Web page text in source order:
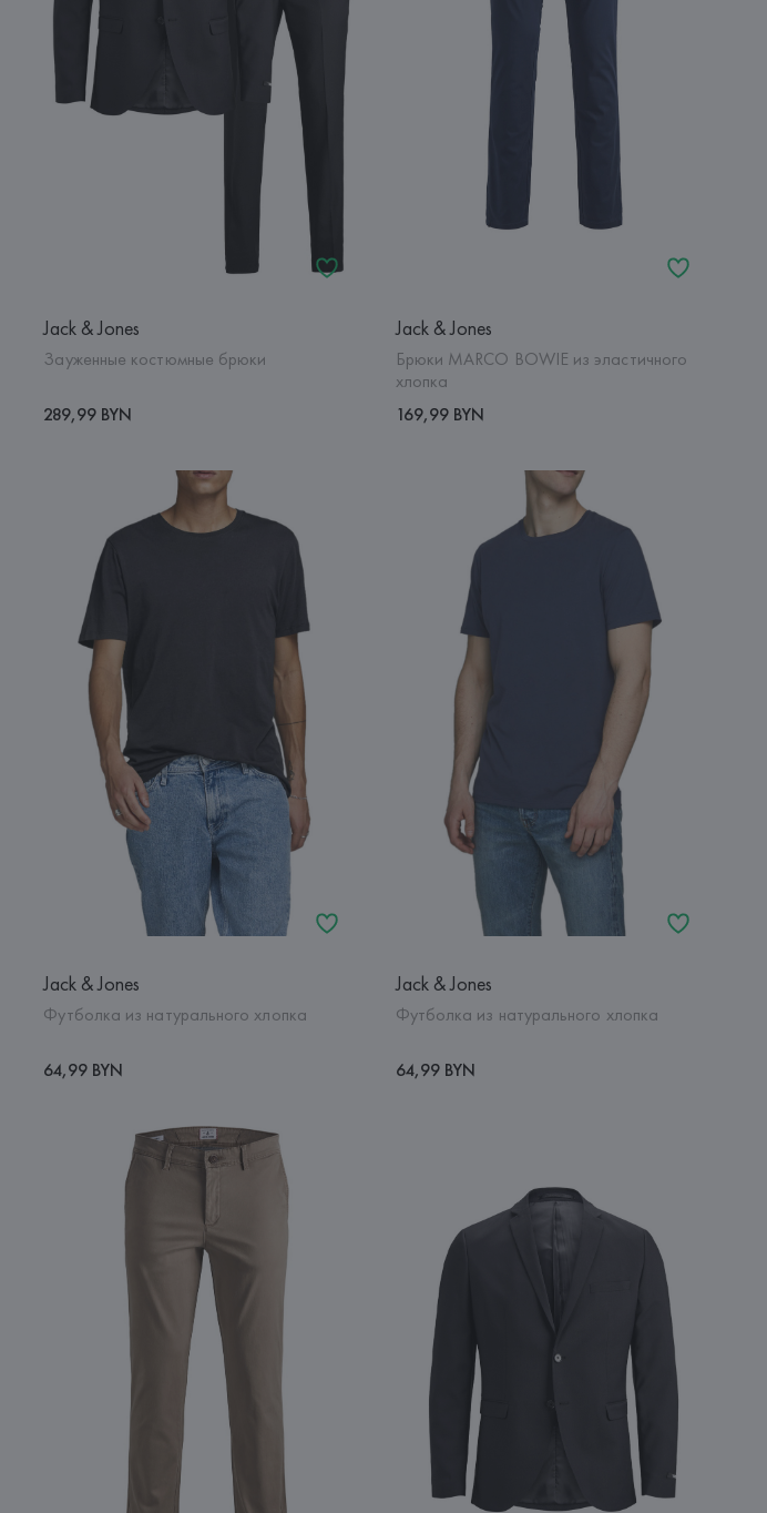
Jack & Jones
Зауженные костюмные брюки
289,99 BYN
Jack & Jones
Брюки MARCO BOWIE из эластичного
хлопка
169,99 BYN
Jack & Jones
Футболка из натурального хлопка
64,99 BYN
Jack & Jones
Футболка из натурального хлопка
64,99 BYN